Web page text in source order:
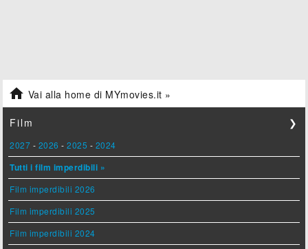
 Vai alla home di MYmovies.it »
Film ❯
2027 - 2026 -2025 - 2024
Tutti i film imperdibili »
Film imperdibili 2026
Film imperdibili 2025
Film imperdibili 2024